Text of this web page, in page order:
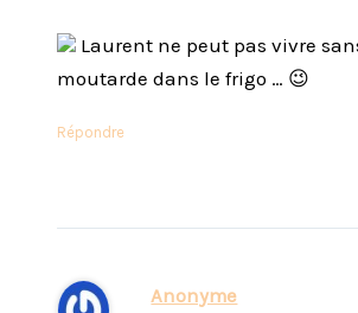
Laurent ne peut pas vivre
moutarde dans le frigo … 😉
Répondre
Anonyme